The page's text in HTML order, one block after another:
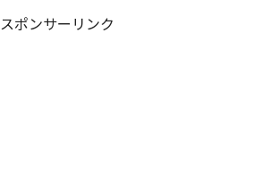
スポンサーリンク